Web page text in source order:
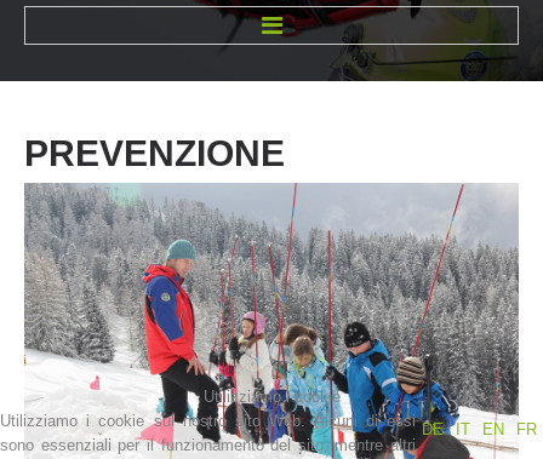
PREVENZIONE
Utilizziamo i cookie
DE
IT EN FR
Utilizziamo i cookie sul nostro sito Web. Alcuni di essi
sono essenziali per il funzionamento del sito, mentre altri